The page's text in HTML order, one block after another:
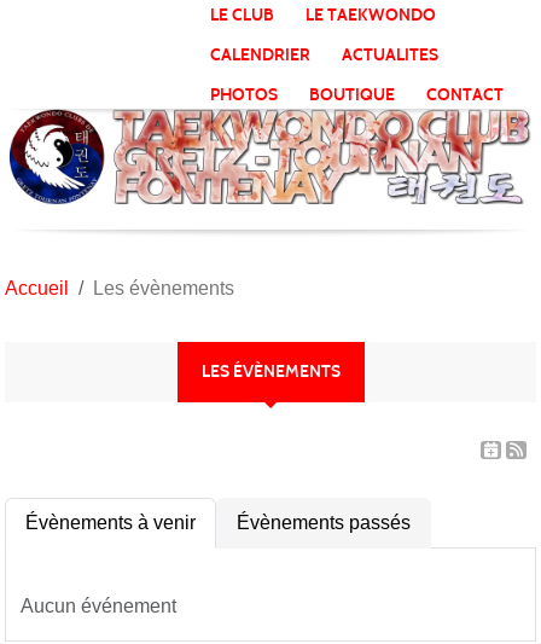
LE CLUB
LE TAEKWONDO
CALENDRIER
ACTUALITES
PHOTOS
BOUTIQUE CONTACT
Accueil Les évènements
LES ÉVÈNEMENTS
Évènements à venir Évènements passés
Aucun événement
Panneau de gestion des cookies